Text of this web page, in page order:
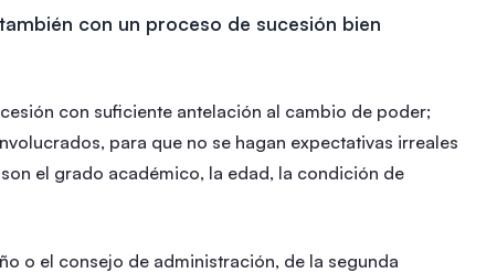
con un proceso de sucesión bien
con suficiente antelación al cambio de poder;
para que no se hagan expectativas irreales
el grado académico, la edad, la condición de
o el consejo de administración, de la segunda